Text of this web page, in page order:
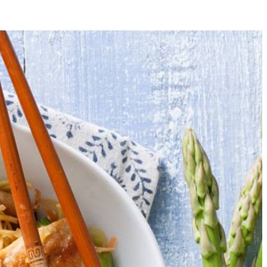
de houtachtige onderkant. Snijd ze in schuine stukken van 3
min.
gebakken uitjes.